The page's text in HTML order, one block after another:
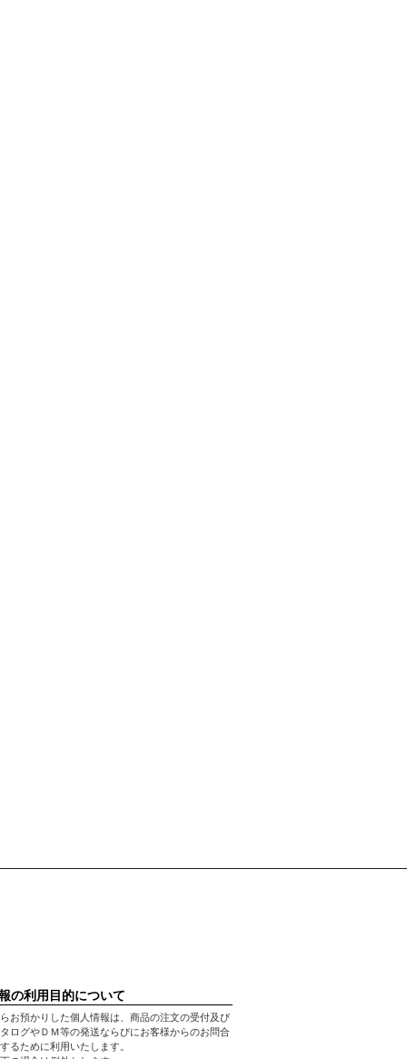
の利用目的について
お預かりした個人情報は、商品の注文の受付及び
ログやＤＭ等の発送ならびにお客様からのお問合
るために利用いたします。